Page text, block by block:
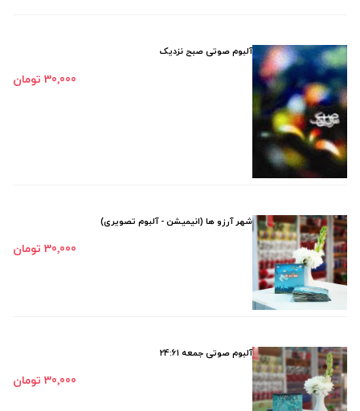
آلبوم صوتی صبح نزدیک
30٬000 تومان
شهر آرزو ها (انیمیشن - آلبوم تصویری)
30٬000 تومان
آلبوم صوتی جمعه 24:61
30٬000 تومان